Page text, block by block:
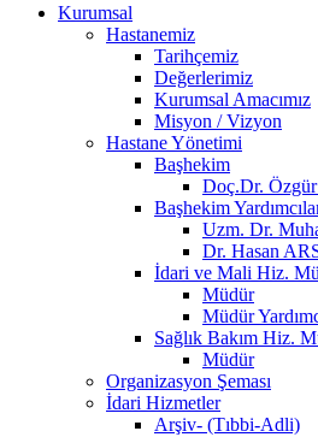
Kurumsal
Hastanemiz
Tarihçemiz
Değerlerimiz
Kurumsal Amacımız
Misyon / Vizyon
Hastane Yönetimi
Başhekim
Doç.Dr.
Başhekim
Uzm. Dr.
Dr. Hasan
İdari ve Mali Hiz.
Müdür
Müdür
Sağlık Bakım Hiz.
Müdür
Organizasyon Şeması
İdari Hizmetler
Arşiv- (Tıbbi-Adli)